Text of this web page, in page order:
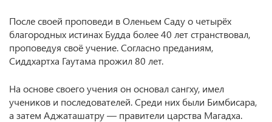
После своей проповеди в Оленьем Саду о четырёх
благородных истинах Будда более 40 лет странствовал,
проповедуя своё учение. Согласно преданиям,
Сиддхартха Гаутама прожил 80 лет.
На основе своего учения он основал сангху, имел
учеников и последователей. Среди них были Бимбисара,
а затем Аджаташатру — правители царства Магадха.